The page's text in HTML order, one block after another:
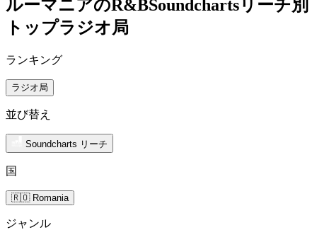
ルーマニアのR&BSoundchartsリーチ別
トップラジオ局
ランキング
ラジオ局
並び替え
Soundcharts リーチ
国
🇷🇴 Romania
ジャンル